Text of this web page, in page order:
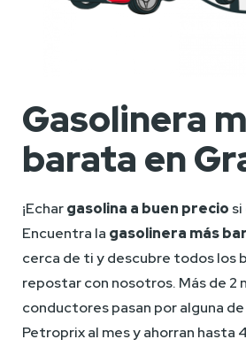
Gasolinera
barata en
¡Echar gasolina a buen precio
Encuentra la gasolinera más
cerca de ti y descubre todos los
repostar con nosotros. Más de 2
conductores pasan por alguna
Petroprix al mes y ahorran hasta